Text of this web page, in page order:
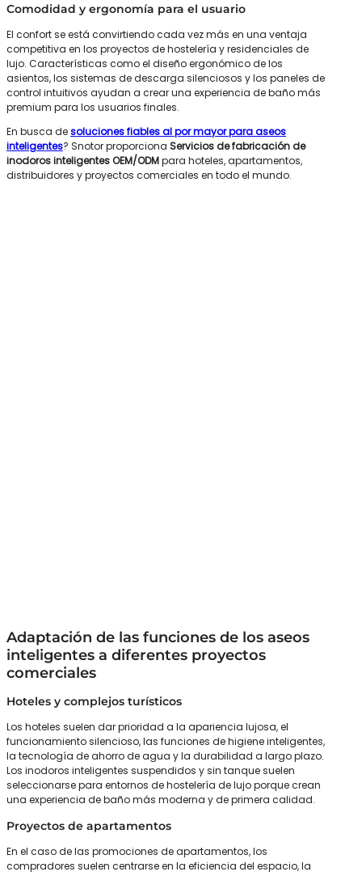
Comodidad y ergonomía para el usuario
El confort se está convirtiendo cada vez más en una ventaja
competitiva en los proyectos de hostelería y residenciales de
lujo. Características como el diseño ergonómico de los
asientos, los sistemas de descarga silenciosos y los paneles de
control intuitivos ayudan a crear una experiencia de baño más
premium para los usuarios finales.
En busca desoluciones fiables al por mayor para aseos
inteligentes? Snotor proporciona Servicios de fabricación de
inodoros inteligentes OEM/ODMpara hoteles, apartamentos,
distribuidores y proyectos comerciales en todo el mundo.
Adaptación de las funciones de los aseos
inteligentes a diferentes proyectos
comerciales
Hoteles y complejos turísticos
Los hoteles suelen dar prioridad a la apariencia lujosa, el
funcionamiento silencioso, las funciones de higiene inteligentes,
la tecnología de ahorro de agua y la durabilidad a largo plazo.
Los inodoros inteligentes suspendidos y sin tanque suelen
seleccionarse para entornos de hostelería de lujo porque crean
una experiencia de baño más moderna y de primera calidad.
Proyectos de apartamentos
En el caso de las promociones de apartamentos, los
compradores suelen centrarse en la eficiencia del espacio, la